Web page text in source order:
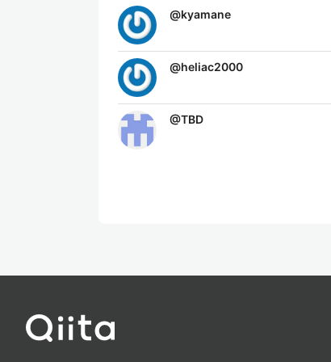
@kyamane
@heliac2000
@TBD